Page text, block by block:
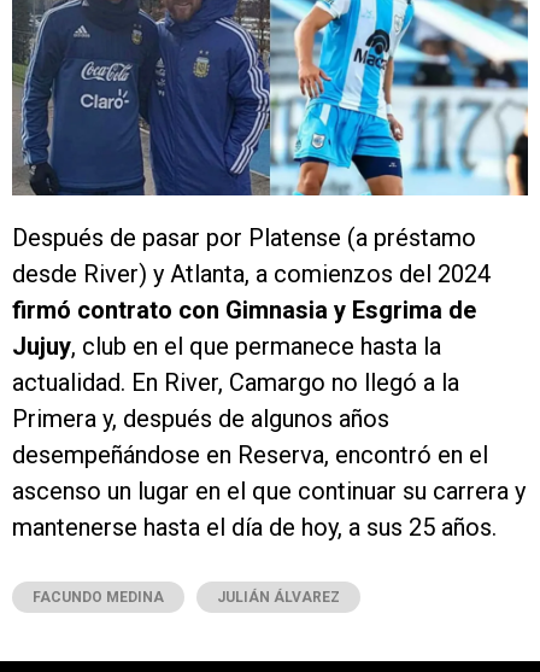
Después de pasar por Platense (a préstamo
desde River) y Atlanta, a comienzos del 2024
firmó contrato con Gimnasia y Esgrima de
Jujuy, club en el que permanece hasta la
actualidad. En River, Camargo no llegó a la
Primera y, después de algunos años
desempeñándose en Reserva, encontró en el
ascenso un lugar en el que continuar su carrera y
mantenerse hasta el día de hoy, a sus 25 años.
FACUNDO MEDINA JULIÁN ÁLVAREZ